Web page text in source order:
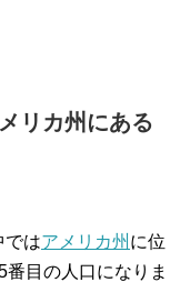
リカ州にある
ではアメリカ州 に位
目の人口になりま